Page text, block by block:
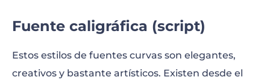
Fuente caligráfica (script)
Estos estilos de fuentes curvas son elegantes,
creativos y bastante artísticos. Existen desde el